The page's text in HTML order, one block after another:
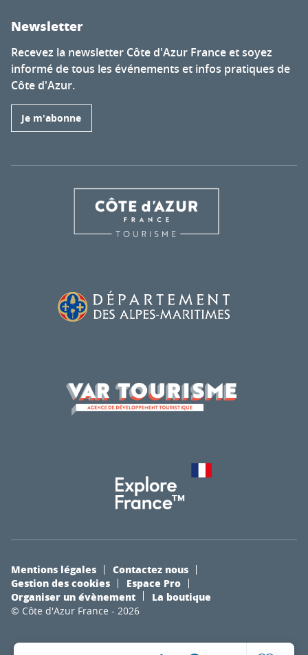
Newsletter
Recevez la newsletter Côte d'Azur France et soyez
informé de tous les événements et infos pratiques de
Côte d'Azur.
Je m'abonne
© Côte d'Azur France - 2026
Mentions légales
Contactez nous
Gestion des cookies
Espace Pro
Organiser un évènement
La boutique